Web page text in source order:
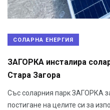
СОЛАРНА ЕНЕРГИЯ
ЗАГОРКА инсталира
Стара Загора
Със соларния парк ЗАГОРКА
постигане на целите си за